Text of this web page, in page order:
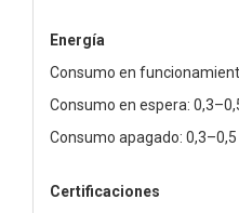
Energía
Consumo en
Consumo en espera:
Consumo apagado: 0,3–0,5
Certificaciones